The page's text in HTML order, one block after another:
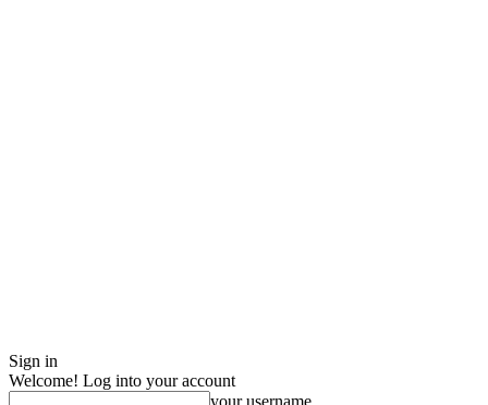
Sign in
Welcome! Log into your account
your username